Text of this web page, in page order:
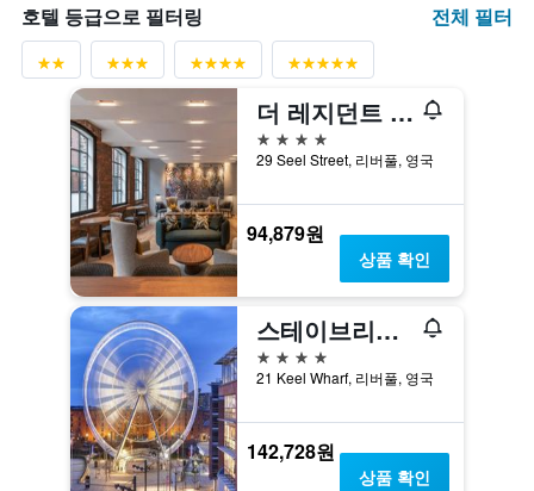
호텔 등급으로 필터링 전체 필터
더 레지던트 리버풀
4성급
29 Seel Street, 리버풀, 영국
94,879원
상품 확인
스테이브리지 스위트 리버풀 바이 IHG
4성급
21 Keel Wharf, 리버풀, 영국
142,728원
상품 확인